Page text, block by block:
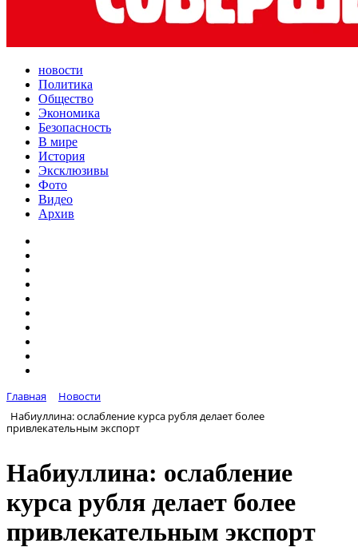
новости
Политика
Общество
Экономика
Безопасность
В мире
История
Эксклюзивы
Фото
Видео
Архив
Главная
Новости
Набиуллина: ослабление курса рубля делает более
привлекательным экспорт
Набиуллина: ослабление
курса рубля делает более
привлекательным экспорт